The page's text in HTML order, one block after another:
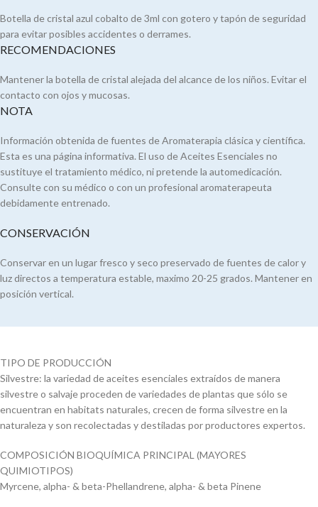
Botella de cristal azul cobalto de 3ml con gotero y tapón de seguridad
para evitar posibles accidentes o derrames.
RECOMENDACIONES
Mantener la botella de cristal alejada del alcance de los niños. Evitar el
contacto con ojos y mucosas.
NOTA
Información obtenida de fuentes de Aromaterapia clásica y científica.
Esta es una página informativa. El uso de Aceites Esenciales no
sustituye el tratamiento médico, ni pretende la automedicación.
Consulte con su médico o con un profesional aromaterapeuta
debidamente entrenado.
CONSERVACIÓN
Conservar en un lugar fresco y seco preservado de fuentes de calor y
luz directos a temperatura estable, maximo 20-25 grados. Mantener en
posición vertical.
TIPO DE PRODUCCIÓN
Silvestre: la variedad de aceites esenciales extraídos de manera
silvestre o salvaje proceden de variedades de plantas que sólo se
encuentran en habitats naturales, crecen de forma silvestre en la
naturaleza y son recolectadas y destiladas por productores expertos.
COMPOSICIÓN BIOQUÍMICA PRINCIPAL (MAYORES
QUIMIOTIPOS)
Myrcene, alpha- & beta-Phellandrene, alpha- & beta Pinene